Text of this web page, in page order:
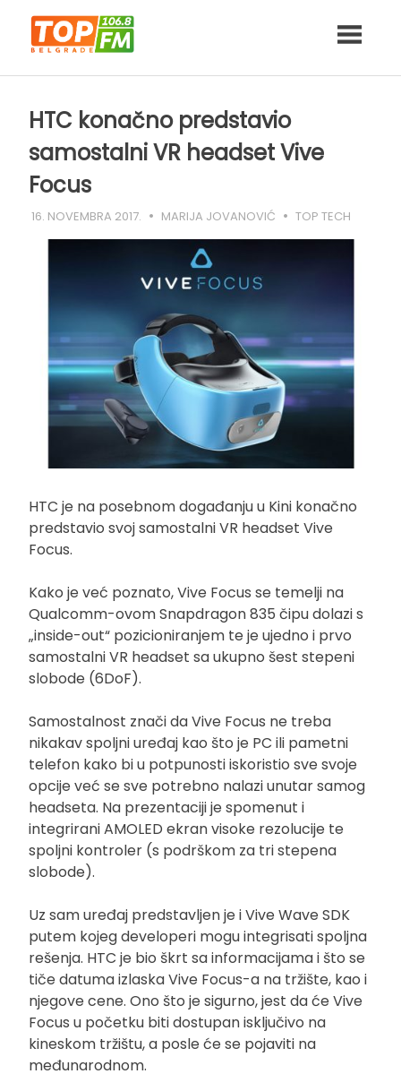
content
HTC konačno predstavio
samostalni VR headset Vive
Focus
16. NOVEMBRA 2017. MARIJA JOVANOVIĆ TOP TECH
HTC je na posebnom događanju u Kini konačno
predstavio svoj samostalni VR headset Vive
Focus.
Kako je već poznato, Vive Focus se temelji na
Qualcomm-ovom Snapdragon 835 čipu dolazi s
„inside-out“ pozicioniranjem te je ujedno i prvo
samostalni VR headset sa ukupno šest stepeni
slobode (6DoF).
Samostalnost znači da Vive Focus ne treba
nikakav spoljni uređaj kao što je PC ili pametni
telefon kako bi u potpunosti iskoristio sve svoje
opcije već se sve potrebno nalazi unutar samog
headseta. Na prezentaciji je spomenut i
integrirani AMOLED ekran visoke rezolucije te
spoljni kontroler (s podrškom za tri stepena
slobode).
Uz sam uređaj predstavljen je i Vive Wave SDK
putem kojeg developeri mogu integrisati spoljna
rešenja. HTC je bio škrt sa informacijama i što se
tiče datuma izlaska Vive Focus-a na tržište, kao i
njegove cene. Ono što je sigurno, jest da će Vive
Focus u početku biti dostupan isključivo na
kineskom tržištu, a posle će se pojaviti na
međunarodnom.